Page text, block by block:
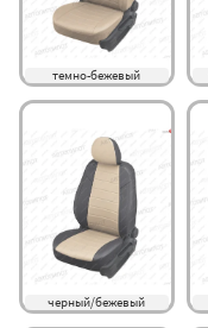
темно-бежевый
черный/бежевый